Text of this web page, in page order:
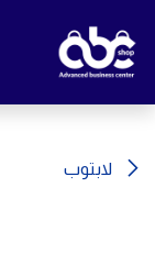
لابتوب